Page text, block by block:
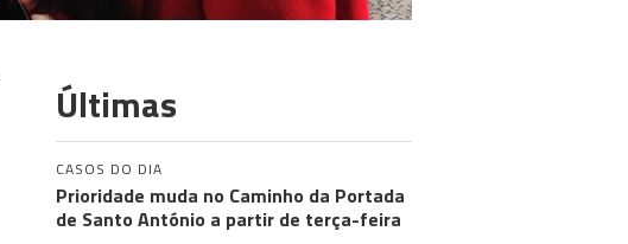
Últimas
CASOS DO DIA
Prioridade muda no Caminho da Portada
de Santo António a partir de terça-feira